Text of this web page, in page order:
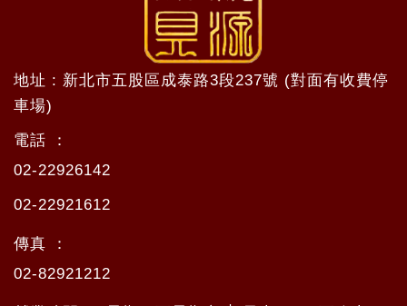
地址 : 新北市五股區成泰路3段237號 (對面有收費停
車場)
電話 ：
02-22926142
02-22921612
傳真 ：
02-82921212